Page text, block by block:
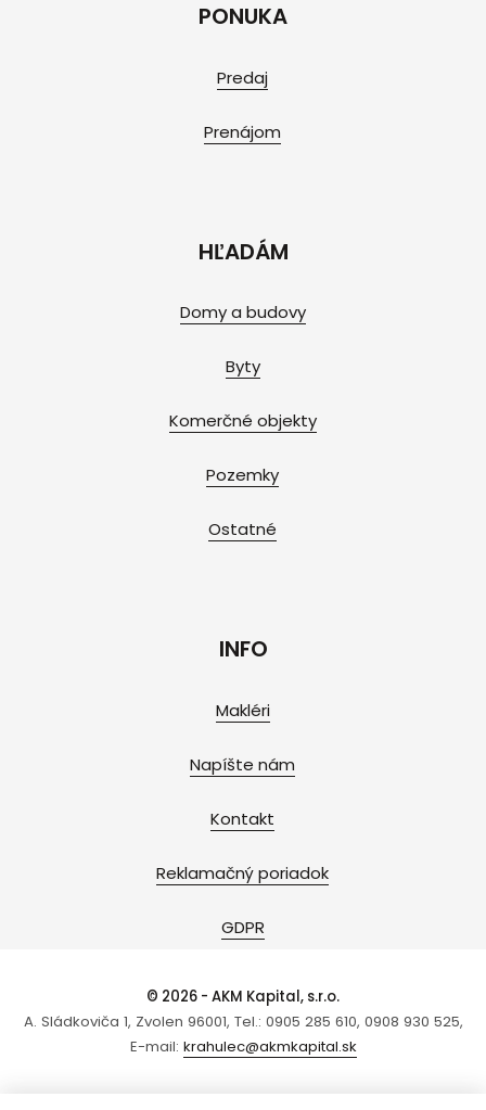
PONUKA
Predaj
Prenájom
HĽADÁM
Domy a budovy
Byty
Komerčné objekty
Pozemky
Ostatné
INFO
Makléri
Napíšte nám
Kontakt
Reklamačný poriadok
GDPR
© 2026 - AKM Kapital, s.r.o.
A. Sládkoviča 1, Zvolen 96001, Tel.: 0905 285 610, 0908 930 525,
E-mail: krahulec@akmkapital.sk